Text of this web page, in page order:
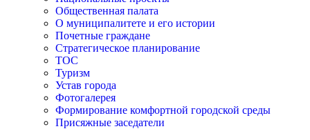
Общественная палата
О муниципалитете и его истории
Почетные граждане
Стратегическое планирование
ТОС
Туризм
Устав города
Фотогалерея
Формирование комфортной городской среды
Присяжные заседатели